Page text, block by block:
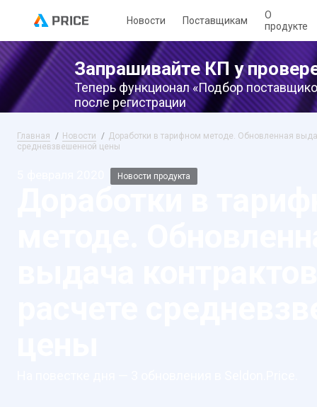
Новости Поставщикам
О
продукте
Запрашивайте КП у
Теперь функционал «Подбор
после регистрации
Главная Новости
Доработки в тарифном методе. Обновленная
средневзвешенной цены
Новости продукта